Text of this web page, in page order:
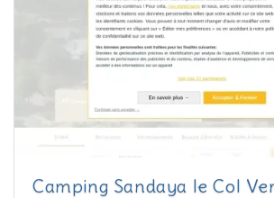
Camping Sandaya le Col